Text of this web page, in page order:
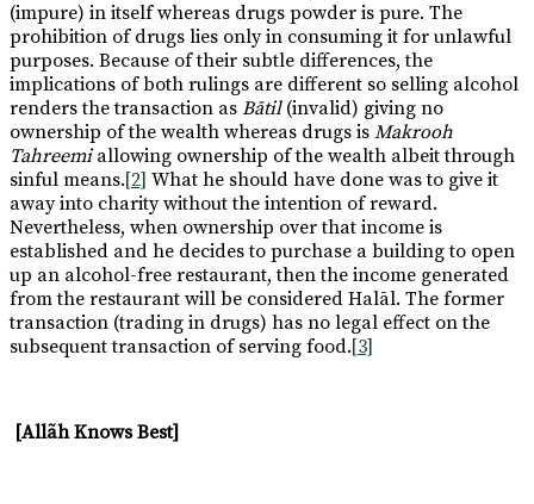
(impure) in itself whereas drugs powder is pure. The
prohibition of drugs lies only in consuming it for unlawful
purposes. Because of their subtle differences, the
implications of both rulings are different so selling alcohol
renders the transaction as Bātil(invalid) giving no
ownership of the wealth whereas drugs is Makrooh
Tahreemiallowing ownership of the wealth albeit through
sinful means.[2] What he should have done was to give it
away into charity without the intention of reward.
Nevertheless, when ownership over that income is
established and he decides to purchase a building to open
up an alcohol-free restaurant, then the income generated
from the restaurant will be considered Halāl. The former
transaction (trading in drugs) has no legal effect on the
subsequent transaction of serving food.[3]
[Allãh Knows Best]